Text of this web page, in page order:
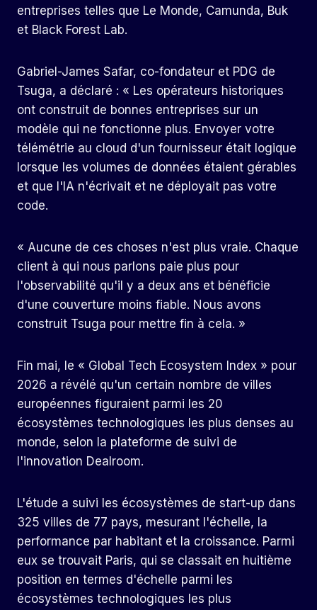
entreprises telles que Le Monde, Camunda, Buk
et Black Forest Lab.
Gabriel-James Safar, co-fondateur et PDG de
Tsuga, a déclaré : « Les opérateurs historiques
ont construit de bonnes entreprises sur un
modèle qui ne fonctionne plus. Envoyer votre
télémétrie au cloud d'un fournisseur était logique
lorsque les volumes de données étaient gérables
et que l'IA n'écrivait et ne déployait pas votre
code.
« Aucune de ces choses n'est plus vraie. Chaque
client à qui nous parlons paie plus pour
l'observabilité qu'il y a deux ans et bénéficie
d'une couverture moins fiable. Nous avons
construit Tsuga pour mettre fin à cela. »
Fin mai, le « Global Tech Ecosystem Index » pour
2026 a révélé qu'un certain nombre de villes
européennes figuraient parmi les 20
écosystèmes technologiques les plus denses au
monde, selon la plateforme de suivi de
l'innovation Dealroom.
L'étude a suivi les écosystèmes de start-up dans
325 villes de 77 pays, mesurant l'échelle, la
performance par habitant et la croissance. Parmi
eux se trouvait Paris, qui se classait en huitième
position en termes d'échelle parmi les
écosystèmes technologiques les plus